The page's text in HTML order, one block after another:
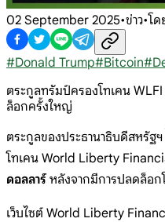
02 September 2025•ข่าว•โด
#Donald Trump#Bitcoin#
ตระกูลทรัมป์ครองโทเคน
ล็อกครั้งใหญ่
ตระกูลของประธานาธิบดีสหรัฐ
โทเคน World Liberty
ดอลลาร์ หลังจากมีการปลดล็อ
เว็บไซต์ World Liberty